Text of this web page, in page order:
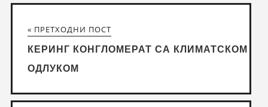
« ПРЕТХОДНИ ПОСТ
КЕРИНГ КОНГЛОМЕРАТ СА КЛИМАТСКОМ
ОДЛУКОМ